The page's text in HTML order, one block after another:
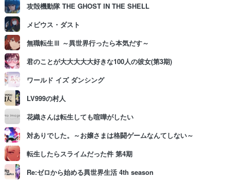
攻殻機動隊 THE GHOST IN THE SHELL
メビウス・ダスト
無職転生Ⅲ ～異世界行ったら本気だす～
君のことが大大大大大好きな100人の彼女(第3期)
ワールド イズ ダンシング
LV999の村人
花織さんは転生しても喧嘩がしたい
対ありでした。～お嬢さまは格闘ゲームなんてしない～
転生したらスライムだった件 第4期
Re:ゼロから始める異世界生活 4th season